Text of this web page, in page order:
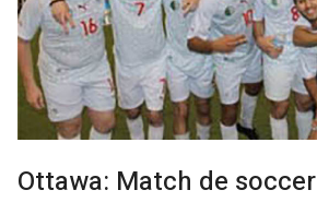
Ottawa: Match de soccer